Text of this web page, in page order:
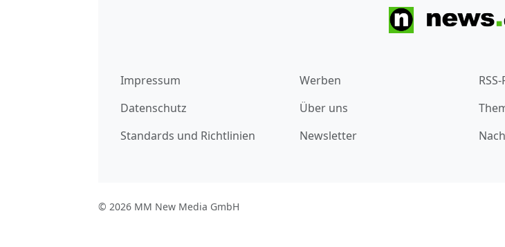
Impressum
Datenschutz
Standards und Richtlinien
Werben
Über uns
Newsletter
© 2026 MM New Media GmbH